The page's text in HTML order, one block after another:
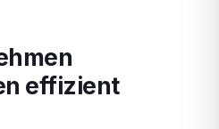
effizient